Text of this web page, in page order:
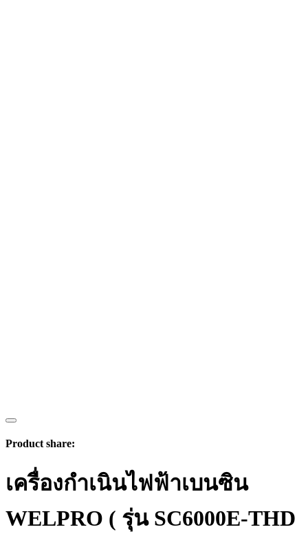
Product share:
เครื่องกำเนินไฟฟ้าเบนซิน
WELPRO ( รุ่น SC6000E-THD